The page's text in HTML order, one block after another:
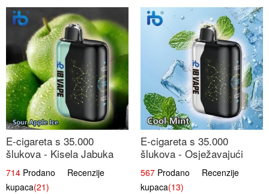
E-cigareta s 35.000
šlukova - Kisela Jabuka
Led | Osježavajući Kiselo-
Slatki Okus
714 Prodano Recenzije
kupaca(21)
E-cigareta s 35.000
šlukova - Osježavajući
Mentol | Čista i Svježa
Okus
567 Prodano Recenzije
kupaca(13)